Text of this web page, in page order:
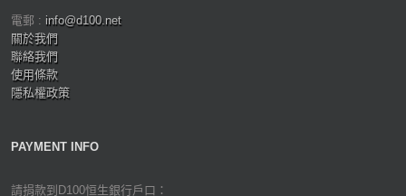
電郵 : info@d100.net
關於我們
聯絡我們
使用條款
隱私權政策
PAYMENT INFO
請捐款到D100恒生銀行戶口：